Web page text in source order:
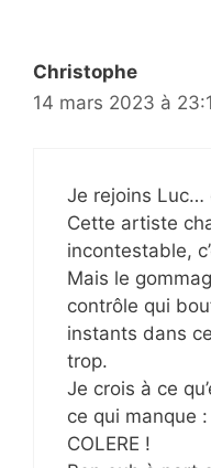
Christophe
14 mars 2023 à
Je rejoins Luc…
Cette artiste
incontestable,
Mais le
contrôle qui
instants dans
trop.
Je crois à ce
ce qui manque
COLERE !